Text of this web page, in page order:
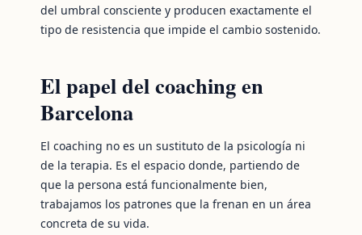
del umbral consciente y producen exactamente el
tipo de resistencia que impide el cambio sostenido.
El papel del coaching en
Barcelona
El coaching no es un sustituto de la psicología ni
de la terapia. Es el espacio donde, partiendo de
que la persona está funcionalmente bien,
trabajamos los patrones que la frenan en un área
concreta de su vida.